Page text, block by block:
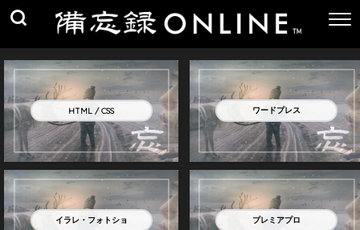
プレミアプロ ワードプレス HTML / CSS イラレ・フォトショ
HTML / CSS ワードプレス
イラレ・フォトショ プレミアプロ